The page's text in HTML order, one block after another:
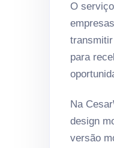
O
para
Na
design
versão